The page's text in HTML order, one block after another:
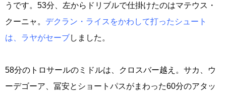
うです。53分、左からドリブルで仕掛けたのはマテウス・
クーニャ。 デクラン・ライスをかわして打ったシュート
は、ラヤがセーブしました。
58分のトロサールのミドルは、クロスバー越え。サカ、ウ
ーデゴーア、冨安とショートパスがまわった60分のアタッ